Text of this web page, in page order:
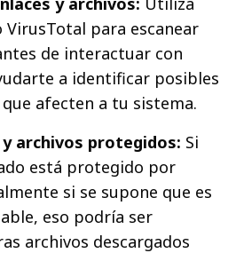
para escanear
de interactuar con
a identificar posibles
afecten a tu sistema.
archivos protegidos: Si
está protegido por
si se supone que es
eso podría ser
archivos descargados